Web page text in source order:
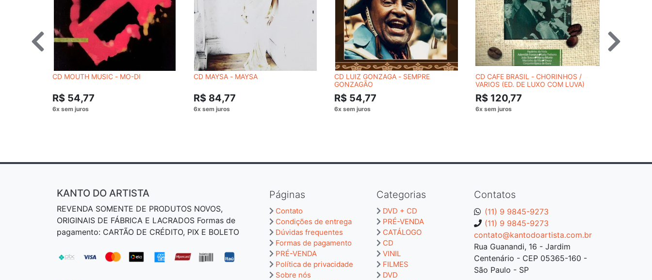
CD MOUTH MUSIC - MO-DI
R$ 54,77
CD MAYSA - MAYSA
R$ 84,77
CD LUIZ GONZAGA - SEMPRE
GONZAGÃO
R$ 54,77
CD CAFE BRASIL - CHORINHOS /
VARIOS (ED. DE LUXO COM LUVA)
R$ 120,77
Contatos
(11) 9 9845-9273
(11) 9 9845-9273
contato@kantodoartista.com.br
Rua Guanandi, 16 - Jardim
Centenário - CEP 05365-160 -
São Paulo - SP
Páginas
Contato
Condições de entrega
Dúvidas frequentes
Formas de pagamento
PRÉ-VENDA
Política de privacidade
Sobre nós
Categorias
DVD + CD
PRÉ-VENDA
CATÁLOGO
CD
VINIL
FILMES
DVD
KANTO DO ARTISTA
REVENDA SOMENTE DE PRODUTOS NOVOS,
ORIGINAIS DE FÁBRICA E LACRADOS Formas de
pagamento: CARTÃO DE CRÉDITO, PIX E BOLETO